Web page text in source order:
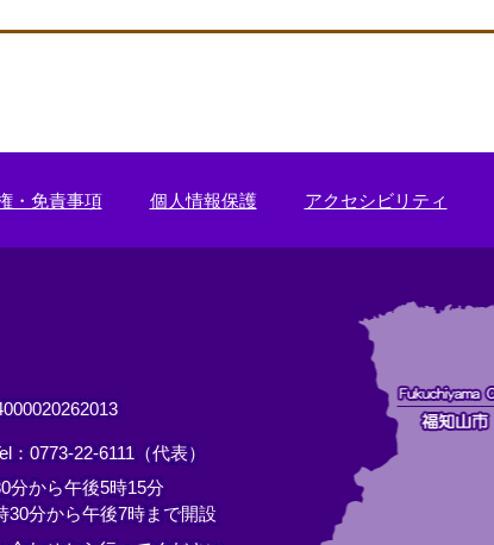
・免責事項 個人情報保護 アクセシビリティ
：0773-22-6111（代表）
分から午後5時15分
30分から午後7時まで開設